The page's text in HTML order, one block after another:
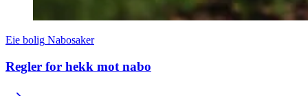
Eie bolig Nabosaker
Regler for hekk mot nabo